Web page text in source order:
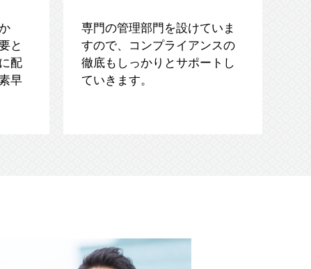
と
配
早
専門の管理部門を設けていま
すので、コンプライアンスの
徹底もしっかりとサポートし
ていきます。